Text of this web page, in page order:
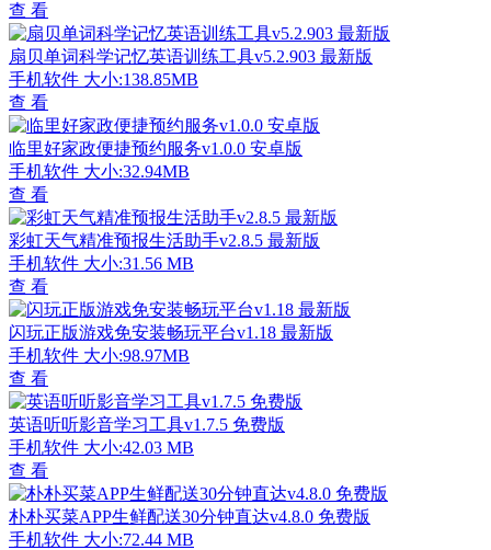
查 看
扇贝单词科学记忆英语训练工具v5.2.903 最新版
手机软件 大小:138.85MB
查 看
临里好家政便捷预约服务v1.0.0 安卓版
手机软件 大小:32.94MB
查 看
彩虹天气精准预报生活助手v2.8.5 最新版
手机软件 大小:31.56 MB
查 看
闪玩正版游戏免安装畅玩平台v1.18 最新版
手机软件 大小:98.97MB
查 看
英语听听影音学习工具v1.7.5 免费版
手机软件 大小:42.03 MB
查 看
朴朴买菜APP生鲜配送30分钟直达v4.8.0 免费版
手机软件 大小:72.44 MB